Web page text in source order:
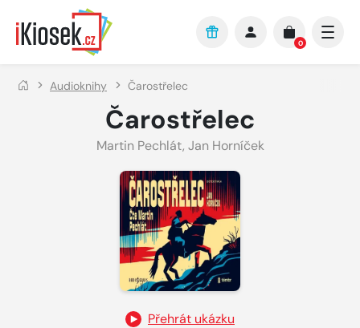
Přejít na hlavní obsah
0
Audioknihy Čarostřelec
Čarostřelec
Martin Pechlát, Jan Horníček
Přehrát ukázku